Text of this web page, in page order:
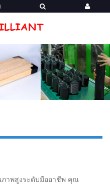
าพสูงระดับมืออาชีพ คุณ